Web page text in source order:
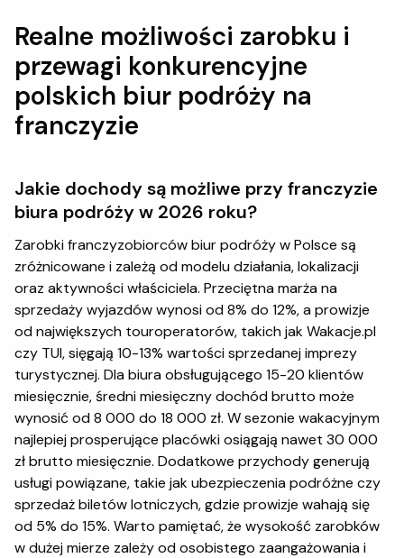
Realne możliwości zarobku i
przewagi konkurencyjne
polskich biur podróży na
franczyzie
Jakie dochody są możliwe przy franczyzie
biura podróży w 2026 roku?
Zarobki franczyzobiorców biur podróży w Polsce są
zróżnicowane i zależą od modelu działania, lokalizacji
oraz aktywności właściciela. Przeciętna marża na
sprzedaży wyjazdów wynosi od 8% do 12%, a prowizje
od największych touroperatorów, takich jak Wakacje.pl
czy TUI, sięgają 10-13% wartości sprzedanej imprezy
turystycznej. Dla biura obsługującego 15-20 klientów
miesięcznie, średni miesięczny dochód brutto może
wynosić od 8 000 do 18 000 zł. W sezonie wakacyjnym
najlepiej prosperujące placówki osiągają nawet 30 000
zł brutto miesięcznie. Dodatkowe przychody generują
usługi powiązane, takie jak ubezpieczenia podróżne czy
sprzedaż biletów lotniczych, gdzie prowizje wahają się
od 5% do 15%. Warto pamiętać, że wysokość zarobków
w dużej mierze zależy od osobistego zaangażowania i